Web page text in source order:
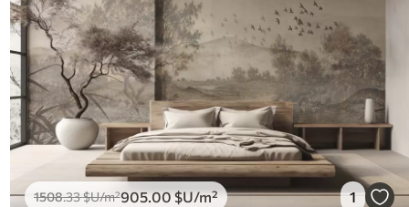
1508.33$U/m²905.00$U/m² 1